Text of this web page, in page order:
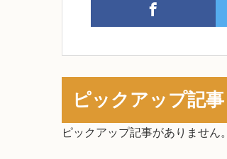
ピックアップ記事
ピックアップ記事がありません。